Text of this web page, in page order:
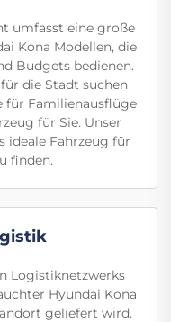
umfasst eine große
Kona Modellen, die
Budgets bedienen.
die Stadt suchen
für Familienausflüge
für Sie. Unser
ideale Fahrzeug für
finden.
Logistiknetzwerks
Hyundai Kona
geliefert wird.